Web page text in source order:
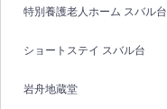
特別養護老人ホーム スバル台
ショートステイ スバル台
岩舟地蔵堂